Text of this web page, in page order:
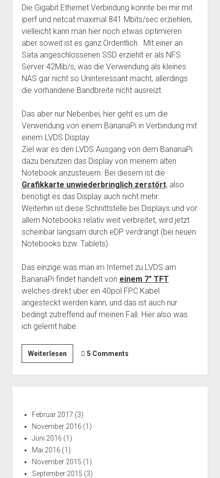
Die Gigabit Ethernet Verbindung konnte bei mir mit
iperf und netcat maximal 841 Mbits/sec erziehlen,
vielleicht kann man hier noch etwas optimieren
aber soweit ist es ganz Ordentlich. Mit einer an
Sata angeschlossenen SSD erziehlt er als NFS
Server 42Mib/s, was die Verwendung als kleines
NAS gar nicht so Uninteressant macht, allerdings
die vorhandene Bandbreite nicht ausreizt.
Das aber nur Nebenbei, hier geht es um die
Verwendung von einem BananaPi in Verbindung mit
einem LVDS Display.
Ziel war es den LVDS Ausgang von dem BananaPi
dazu benutzen das Display von meinem alten
Notebook anzusteuern. Bei diesem ist die
Grafikkarte unwiederbringlich zerstört, also
benötigt es das Display auch nicht mehr.
Weiterhin ist diese Schnittstelle bei Displays und vor
allem Notebooks relativ weit verbreitet, wird jetzt
scheinbar langsam durch eDP verdrängt (bei neuen
Notebooks bzw. Tablets).
Das einzige was man im Internet zu LVDS am
BananaPi findet handelt von einem 7″ TFT
welches direkt über ein 40pol FPC Kabel
angesteckt werden kann, und das ist auch nur
bedingt zutreffend auf meinen Fall. Hier also was
ich gelernt habe.
WeiterlesenBananaPi
und
LVDS
Notebook
5 Comments
Februar 2017 (3)
November 2016 (1)
Juni 2016 (1)
Mai 2016 (1)
November 2015 (1)
September 2015 (3)